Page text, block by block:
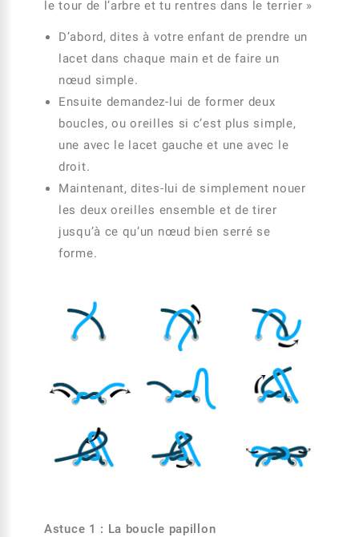
le tour de l’arbre et tu rentres dans le terrier »
D’abord, dites à votre enfant de prendre un
lacet dans chaque main et de faire un
nœud simple.
Ensuite demandez-lui de former deux
boucles, ou oreilles si c’est plus simple,
une avec le lacet gauche et une avec le
droit.
Maintenant, dites-lui de simplement nouer
les deux oreilles ensemble et de tirer
jusqu’à ce qu’un nœud bien serré se
forme.
Astuce 1 : La boucle papillon